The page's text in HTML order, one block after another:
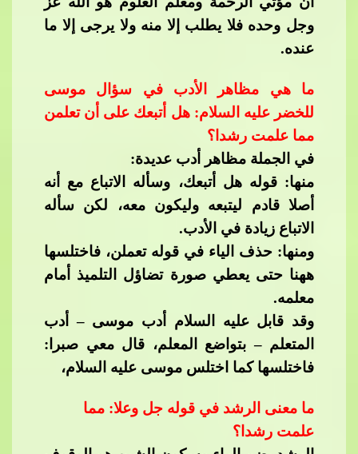
وجل وحده فلا يطلب إلا منه ولا يرجى إلا ما
عنده.
ما هي مظاهر الأدب في سؤال موسى
للخضر عليه السلام: هل أتبعك على أن تعلمن
مما علمت رشدا؟
في الجملة مظاهر أدب عديدة:​​
منها: قوله هل أتبعك، وسأله الاتباع مع أنه
أصلا قادم ليتبعه وليكون معه، لكن سأله
الاتباع زيادة في الأدب.
ومنها: حذف الياء في قوله تعملن، فاختلسها
ههنا حتى يعطي صورة تضاؤل التلميذ أمام
معلمه.
وقد قابل عليه السلام أدب موسى – أدب
المتعلم – بتواضع المعلم، قال معي صبرا:
فاختلسها كما اختلس موسى عليه السلام،​​
ما معنى الرشد في قوله جل وعلا: مما
علمت رشدا؟